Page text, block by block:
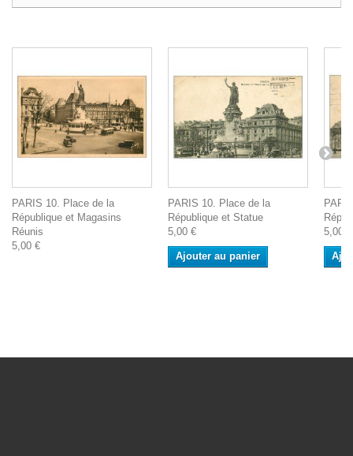
PARIS 10. Place de la
République et Magasins
Réunis
5,00 €
PARIS 10. Place de la
République et Statue
5,00 €
Ajouter au panier
5,00 €